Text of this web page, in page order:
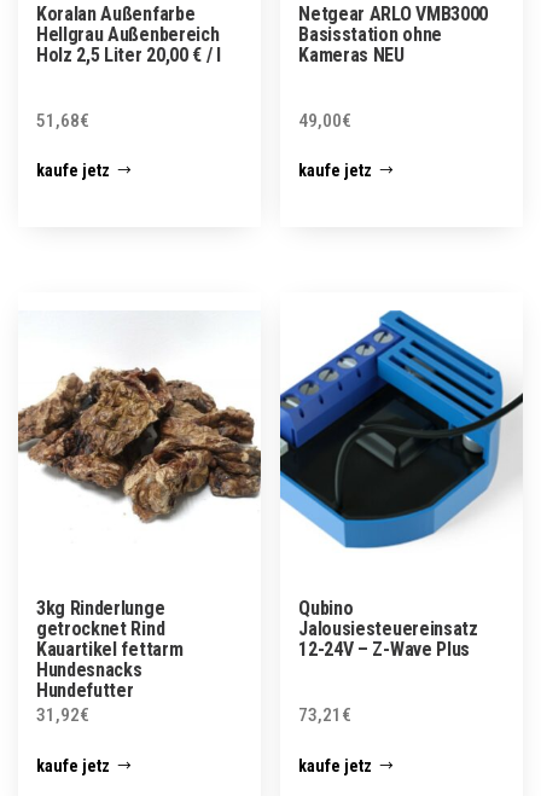
Koralan Außenfarbe
Hellgrau Außenbereich
Holz 2,5 Liter 20,00 € / l
51,68€
kaufe jetz
Netgear ARLO VMB3000
Basisstation ohne
Kameras NEU
49,00€
kaufe jetz
3kg Rinderlunge
getrocknet Rind
Kauartikel fettarm
Hundesnacks
Hundefutter
31,92€
kaufe jetz
Qubino
Jalousiesteuereinsatz
12-24V – Z-Wave Plus
73,21 €
kaufe jetz